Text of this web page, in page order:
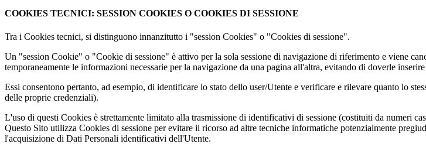
COOKIES TECNICI: SESSION COOKIES O COOKIES DI SESSIONE
Tra i Cookies tecnici, si distinguono innanzitutto i "session Cookies" o "Cookies di sessione".
Un "session Cookie" o "Cookie di sessione" è attivo per la sola sessione di navigazione di riferimento e viene
temporaneamente le informazioni necessarie per la navigazione da una pagina all'altra, evitando di doverle
Essi consentono pertanto, ad esempio, di identificare lo stato dello user/Utente e verificare e rilevare quanto lo
delle proprie credenziali).
L'uso di questi Cookies è strettamente limitato alla trasmissione di identificativi di sessione (costituiti da numeri
Questo Sito utilizza Cookies di sessione per evitare il ricorso ad altre tecniche informatiche potenzialmente
l'acquisizione di Dati Personali identificativi dell'Utente.